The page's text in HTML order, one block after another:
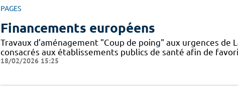
PAGES
Financements européens
Travaux d’aménagement "Coup de poing" aux urgences
consacrés aux établissements publics de santé afin de
18/02/2026 15:25